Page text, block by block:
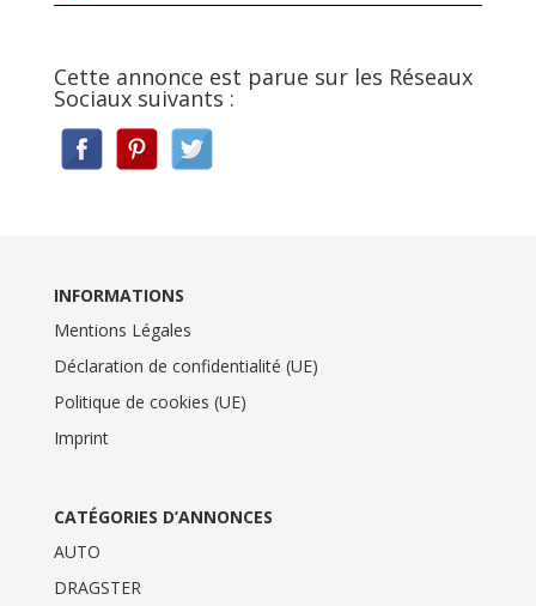
Cette annonce est parue sur les Réseaux
Sociaux suivants :
INFORMATIONS
Mentions Légales
Déclaration de confidentialité (UE)
Politique de cookies (UE)
Imprint
CATÉGORIES D’ANNONCES
AUTO
DRAGSTER